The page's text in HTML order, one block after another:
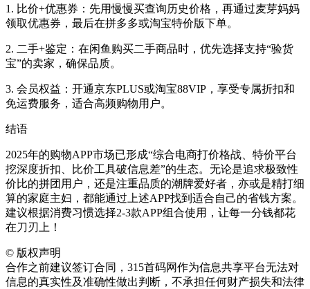
1. 比价+优惠券：先用慢慢买查询历史价格，再通过麦芽妈妈
领取优惠券，最后在拼多多或淘宝特价版下单。
2. 二手+鉴定：在闲鱼购买二手商品时，优先选择支持“验货
宝”的卖家，确保品质。
3. 会员权益：开通京东PLUS或淘宝88VIP，享受专属折扣和
免运费服务，适合高频购物用户。
结语
2025年的购物APP市场已形成“综合电商打价格战、特价平台
挖深度折扣、比价工具破信息差”的生态。无论是追求极致性
价比的拼团用户，还是注重品质的潮牌爱好者，亦或是精打细
算的家庭主妇，都能通过上述APP找到适合自己的省钱方案。
建议根据消费习惯选择2-3款APP组合使用，让每一分钱都花
在刀刃上！
© 版权声明
合作之前建议签订合同，315首码网作为信息共享平台无法对
信息的真实性及准确性做出判断，不承担任何财产损失和法律